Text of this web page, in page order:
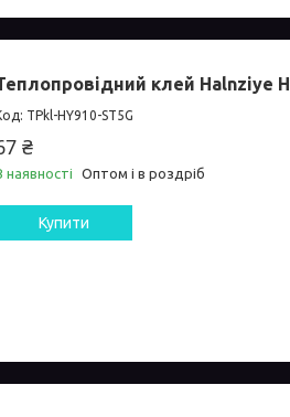
клей Halnziye
TPkl-HY910-ST5G
₴
наявності Оптом і в роздріб
Купити